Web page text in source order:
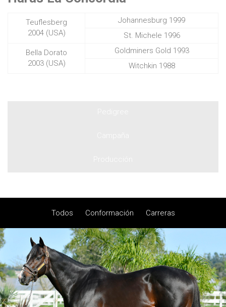
Teuflesberg
2004 (USA)
Johannesburg 1999
St. Michele 1996
Bella Dorato
2003 (USA)
Goldminers Gold 1993
Witchkin 1988
Todos Conformación Carreras